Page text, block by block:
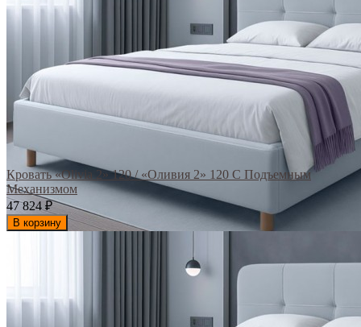
Кровать «Olivia 2» 120 / «Оливия 2» 120 С Подъемным
Механизмом
47 824 ₽
В корзину